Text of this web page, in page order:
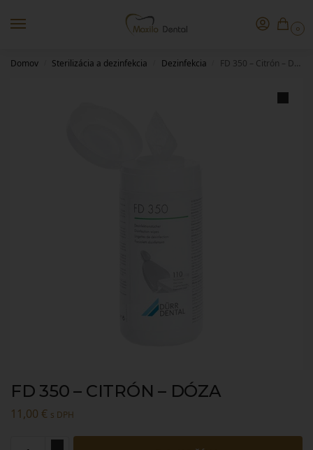
0
Domov Sterilizácia a dezinfekcia Dezinfekcia FD 350 – Citrón – Dóza
FD 350 – CITRÓN – DÓZA
11,00 € s DPH